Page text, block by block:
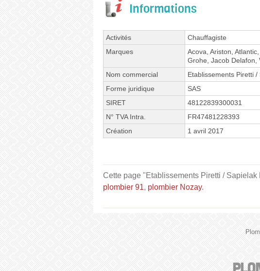
Informations
Activités
Chauffagiste
Marques
Acova, Ariston,
Grohe, Jacob Delafon,
Nom commercial
Etablissements Piretti /
Forme juridique
SAS
SIRET
48122839300031
N° TVA Intra.
FR47481228393
Création
1 avril 2017
Cette page "Etablissements Piretti /
plombier 91, plombier Nozay.